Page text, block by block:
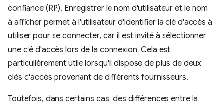
confiance (RP). Enregistrer le nom d'utilisateur et le nom
à afficher permet à l'utilisateur d'identifier la clé d'accès à
utiliser pour se connecter, car il est invité à sélectionner
une clé d'accès lors de la connexion. Cela est
particulièrement utile lorsqu'il dispose de plus de deux
clés d'accès provenant de différents fournisseurs.
Toutefois, dans certains cas, des différences entre la